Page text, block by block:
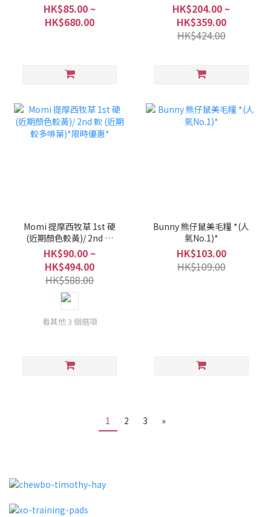
HK$85.00 ~
HK$680.00
HK$204.00 ~
HK$359.00
HK$424.00
Momi 提摩西牧草 1st 硬
(近期顏色較黃)/ 2nd 軟
(近期較多啡葉)*限時優惠*
HK$90.00 ~
HK$494.00
HK$588.00
看其他 3 個選項
Bunny 熊仔鼠美毛糧 *(人
氣No.1)*
HK$103.00
HK$109.00
1 2 3 »